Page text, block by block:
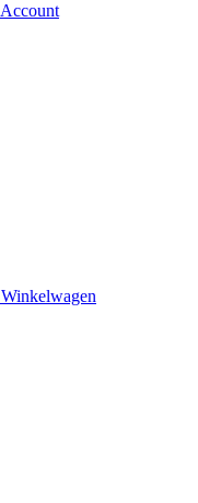
Account
Winkelwagen